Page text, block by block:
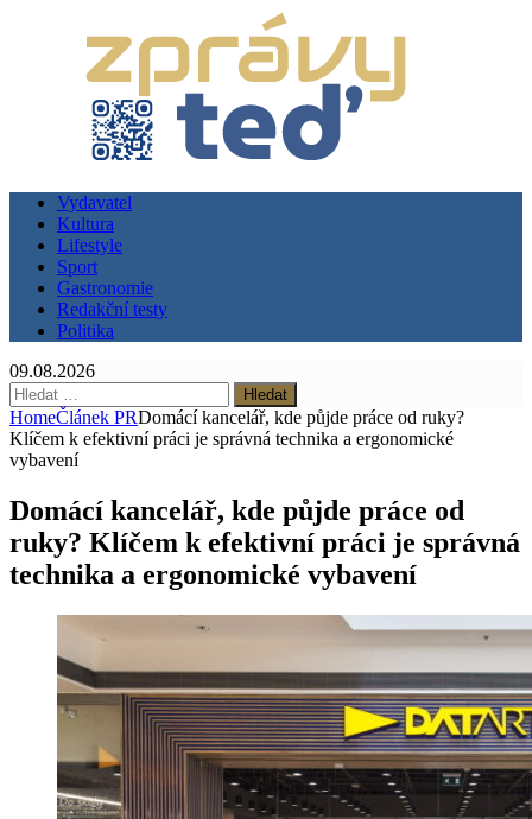
Vydavatel
Kultura
Lifestyle
Sport
Gastronomie
Redakční testy
Politika
09.08.2026
Vyhledávání
HomeČlánek PRDomácí kancelář, kde půjde práce od ruky?
Klíčem k efektivní práci je správná technika a ergonomické
vybavení
Domácí kancelář, kde půjde práce od
ruky? Klíčem k efektivní práci je správná
technika a ergonomické vybavení